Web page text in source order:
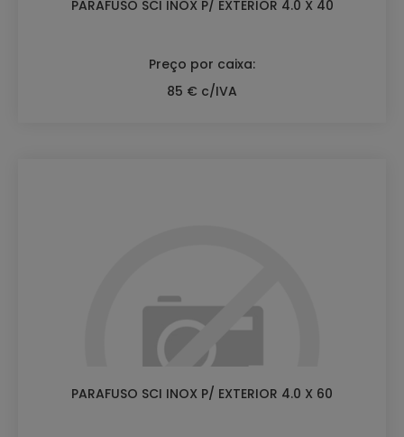
PARAFUSO SCI INOX P/ EXTERIOR 4.0 X 40
Preço por caixa:
85 € c/IVA
PARAFUSO SCI INOX P/ EXTERIOR 4.0 X 60